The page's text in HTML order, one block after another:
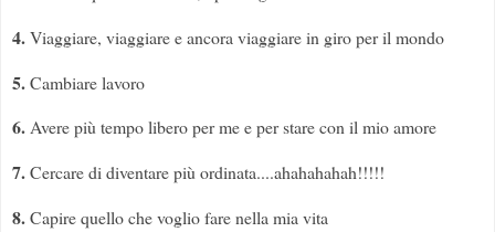
4.Viaggiare, viaggiare e ancora viaggiare in giro per il mondo
5.Cambiare lavoro
6.Avere più tempo libero per me e per stare con il mio amore
7.Cercare di diventare più ordinata....ahahahahah!!!!!
8.Capire quello che voglio fare nella mia vita